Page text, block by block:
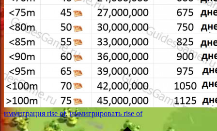
иммиграция rise of,иммигрировать rise of